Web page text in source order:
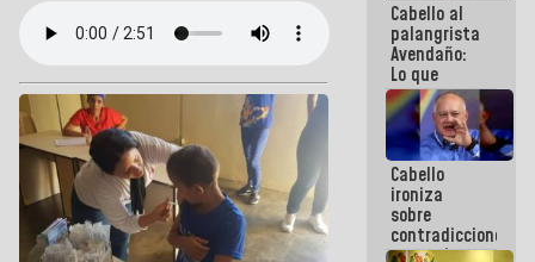
Cabello al
palangrista
Avendaño:
Lo que
vayas a
escribir
hazlo hoy
por que no
sabemos si
la semana
que viene
hay
Cabello
ironiza
sobre
contradicciones
y mentiras